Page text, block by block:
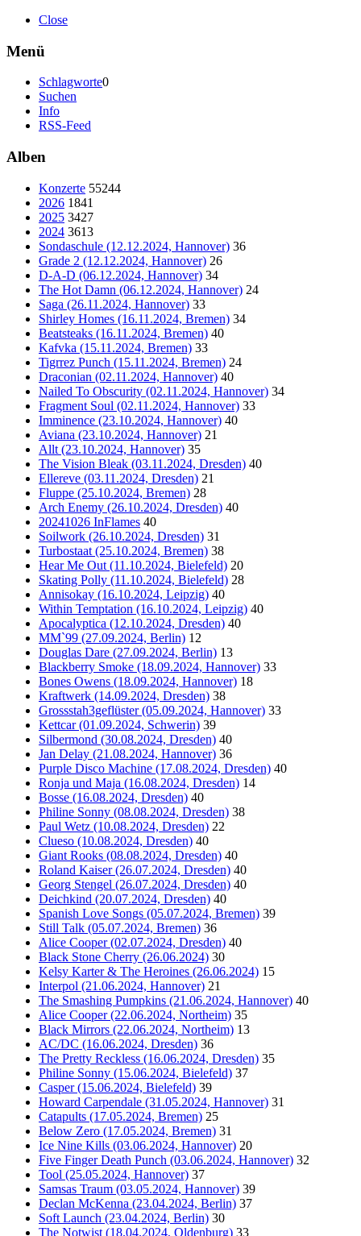
Close
Menü
Schlagworte0
Suchen
Info
RSS-Feed
Alben
Konzerte 55244
2026 1841
2025 3427
2024 3613
Sondaschule (12.12.2024, Hannover) 36
Grade 2 (12.12.2024, Hannover) 26
D-A-D (06.12.2024, Hannover) 34
The Hot Damn (06.12.2024, Hannover) 24
Saga (26.11.2024, Hannover) 33
Shirley Homes (16.11.2024, Bremen) 34
Beatsteaks (16.11.2024, Bremen) 40
Kafvka (15.11.2024, Bremen) 33
Tigrrez Punch (15.11.2024, Bremen) 24
Draconian (02.11.2024, Hannover) 40
Nailed To Obscurity (02.11.2024, Hannover) 34
Fragment Soul (02.11.2024, Hannover) 33
Imminence (23.10.2024, Hannover) 40
Aviana (23.10.2024, Hannover) 21
Allt (23.10.2024, Hannover) 35
The Vision Bleak (03.11.2024, Dresden) 40
Ellereve (03.11.2024, Dresden) 21
Fluppe (25.10.2024, Bremen) 28
Arch Enemy (26.10.2024, Dresden) 40
20241026 InFlames 40
Soilwork (26.10.2024, Dresden) 31
Turbostaat (25.10.2024, Bremen) 38
Hear Me Out (11.10.2024, Bielefeld) 20
Skating Polly (11.10.2024, Bielefeld) 28
Annisokay (16.10.2024, Leipzig) 40
Within Temptation (16.10.2024, Leipzig) 40
Apocalyptica (12.10.2024, Dresden) 40
MM`99 (27.09.2024, Berlin) 12
Douglas Dare (27.09.2024, Berlin) 13
Blackberry Smoke (18.09.2024, Hannover) 33
Bones Owens (18.09.2024, Hannover) 18
Kraftwerk (14.09.2024, Dresden) 38
Grossstah3geflüster (05.09.2024, Hannover) 33
Kettcar (01.09.2024, Schwerin) 39
Silbermond (30.08.2024, Dresden) 40
Jan Delay (21.08.2024, Hannover) 36
Purple Disco Machine (17.08.2024, Dresden) 40
Ronja und Maja (16.08.2024, Dresden) 14
Bosse (16.08.2024, Dresden) 40
Philine Sonny (08.08.2024, Dresden) 38
Paul Wetz (10.08.2024, Dresden) 22
Clueso (10.08.2024, Dresden) 40
Giant Rooks (08.08.2024, Dresden) 40
Roland Kaiser (26.07.2024, Dresden) 40
Georg Stengel (26.07.2024, Dresden) 40
Deichkind (20.07.2024, Dresden) 40
Spanish Love Songs (05.07.2024, Bremen) 39
Still Talk (05.07.2024, Bremen) 36
Alice Cooper (02.07.2024, Dresden) 40
Black Stone Cherry (26.06.2024) 30
Kelsy Karter & The Heroines (26.06.2024) 15
Interpol (21.06.2024, Hannover) 21
The Smashing Pumpkins (21.06.2024, Hannover) 40
Alice Cooper (22.06.2024, Northeim) 35
Black Mirrors (22.06.2024, Northeim) 13
AC/DC (16.06.2024, Dresden) 36
The Pretty Reckless (16.06.2024, Dresden) 35
Philine Sonny (15.06.2024, Bielefeld) 37
Casper (15.06.2024, Bielefeld) 39
Howard Carpendale (31.05.2024, Hannover) 31
Catapults (17.05.2024, Bremen) 25
Below Zero (17.05.2024, Bremen) 31
Ice Nine Kills (03.06.2024, Hannover) 20
Five Finger Death Punch (03.06.2024, Hannover) 32
Tool (25.05.2024, Hannover) 37
Samsas Traum (03.05.2024, Hannover) 39
Declan McKenna (23.04.2024, Berlin) 37
Soft Launch (23.04.2024, Berlin) 30
The Notwist (18.04.2024, Oldenburg) 33